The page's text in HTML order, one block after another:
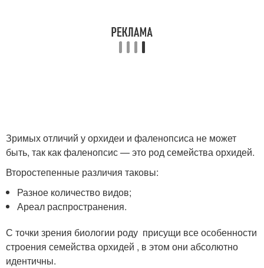
Зримых отличий у орхидеи и фаленопсиса не может
быть, так как фаленопсис — это род семейства орхидей.
Второстепенные различия таковы:
Разное количество видов;
Ареал распространения.
С точки зрения биологии роду присущи все особенности
строения семейства орхидей , в этом они абсолютно
идентичны.